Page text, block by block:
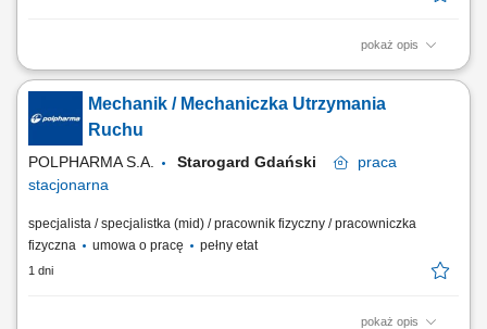
pokaż opis
Twój zakres obowiązków: Zapewnienie ciągłej sprawności i
odpowiedniego stanu technicznego maszyn, urządzeń, instalacji i
systemów automatyki; Przeprowadzanie koniecznych napraw,
konserwacji, Przeprowadzanie przeglądów, regularnych kontroli
urządzeń i maszyn; Wykonywanie przydzielonych...
Mechanik / Mechaniczka Utrzymania
Ruchu
POLPHARMA S.A. Starogard Gdański
praca
stacjonarna
specjalista / specjalistka (mid) / pracownik fizyczny / pracowniczka
fizyczna
umowa o pracę pełny etat
1 dni
pokaż opis